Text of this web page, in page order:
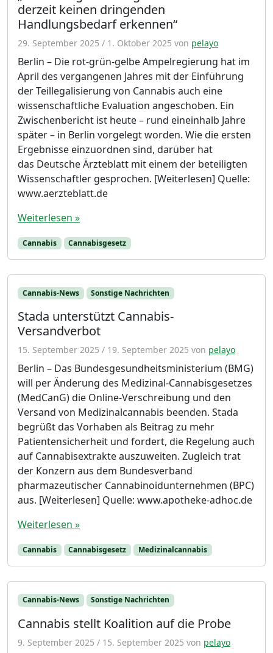
derzeit keinen dringenden
Handlungsbedarf erkennen“
29. September 2025 / 1. Oktober 2025 von pelayo
Berlin – Die rot-grün-gelbe Ampelregierung hat im
April des vergangenen Jahres mit der Einführung
der Teillegalisierung von Cannabis auch eine
wissenschaftliche Evaluation angeschoben. Ein
Zwischenbericht ist heute – rund eineinhalb Jahre
später – in Berlin vorgelegt worden. Wie die ersten
Ergebnisse einzuordnen sind, darüber hat
das Deutsche Ärzteblatt mit einem der beteiligten
Wissenschaftler gesprochen. [Weiterlesen] Quelle:
www.aerzteblatt.de
Weiterlesen »
Cannabis Cannabisgesetz
Cannabis-News Sonstige Nachrichten
Stada unterstützt Cannabis-
Versandverbot
15. September 2025 / 19. September 2025 von pelayo
Berlin – Das Bundesgesundheitsministerium (BMG)
will per Änderung des Medizinal-Cannabisgesetzes
(MedCanG) die Online-Verschreibung und den
Versand von Medizinalcannabis beenden. Stada
begrüßt das Vorhaben als Beitrag zu mehr
Patientensicherheit und fordert, die Regelung auch
auf Cannabisextrakte auszuweiten. Zugleich trat
der Konzern aus dem Bundesverband
pharmazeutischer Cannabinoidunternehmen (BPC)
aus. [Weiterlesen] Quelle: www.apotheke-adhoc.de
Weiterlesen »
Cannabis Cannabisgesetz Medizinalcannabis
Cannabis-News Sonstige Nachrichten
Cannabis stellt Koalition auf die Probe
9. September 2025 / 15. September 2025 von pelayo